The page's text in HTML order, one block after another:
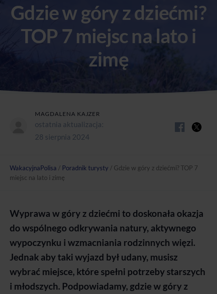
Gdzie w góry z dziećmi?
TOP 7 miejsc na lato i
zimę
MAGDALENA KAJZER
ostatnia aktualizacja:
28 sierpnia 2024
WakacyjnaPolisa / Poradnik turysty / Gdzie w góry z dziećmi? TOP 7
miejsc na lato i zimę
Wyprawa w góry z dziećmi to doskonała okazja
do wspólnego odkrywania natury, aktywnego
wypoczynku i wzmacniania rodzinnych więzi.
Jednak aby taki wyjazd był udany, musisz
wybrać miejsce, które spełni potrzeby starszych
i młodszych. Podpowiadamy, gdzie w góry z